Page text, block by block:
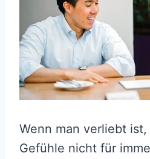
Wenn man verliebt
Gefühle nicht für